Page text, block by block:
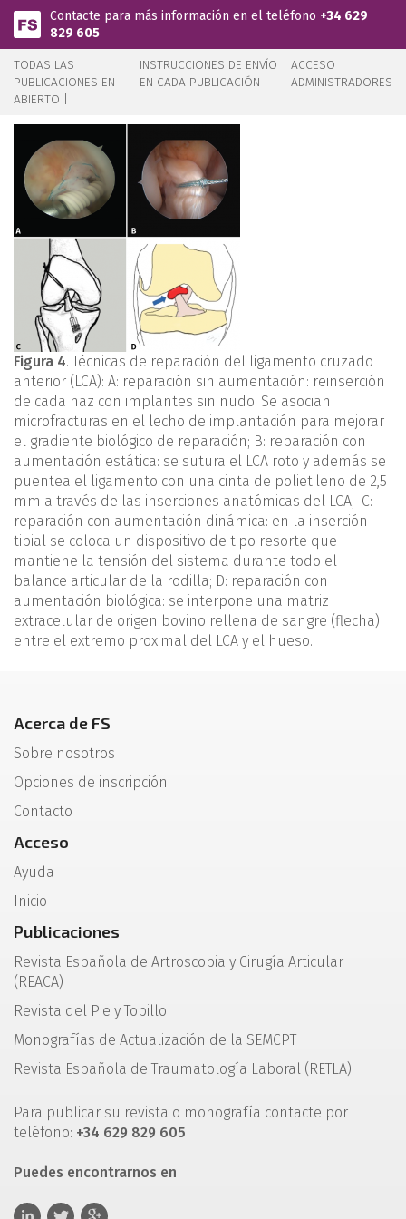
Pasar al contenido principal
Contacte para más información en el teléfono +34 629
829 605
TODAS LAS
PUBLICACIONES EN
ABIERTO |
INSTRUCCIONES DE ENVÍO
EN CADA PUBLICACIÓN |
ACCESO
ADMINISTRADORES
Figura 4. Técnicas de reparación del ligamento cruzado
anterior (LCA): A: reparación sin aumentación: reinserción
de cada haz con implantes sin nudo. Se asocian
microfracturas en el lecho de implantación para mejorar
el gradiente biológico de reparación; B: reparación con
aumentación estática: se sutura el LCA roto y además se
puentea el ligamento con una cinta de polietileno de 2,5
mm a través de las inserciones anatómicas del LCA; C:
reparación con aumentación dinámica: en la inserción
tibial se coloca un dispositivo de tipo resorte que
mantiene la tensión del sistema durante todo el
balance articular de la rodilla; D: reparación con
aumentación biológica: se interpone una matriz
extracelular de origen bovino rellena de sangre (flecha)
entre el extremo proximal del LCA y el hueso.
Acerca de FS
Sobre nosotros
Opciones de inscripción
Contacto
Acceso
Ayuda
Inicio
Publicaciones
Revista Española de Artroscopia y Cirugía Articular
(REACA)
Revista del Pie y Tobillo
Monografías de Actualización de la SEMCPT
Revista Española de Traumatología Laboral (RETLA)
Para publicar su revista o monografía contacte por
teléfono: +34 629 829 605
Puedes encontrarnos en